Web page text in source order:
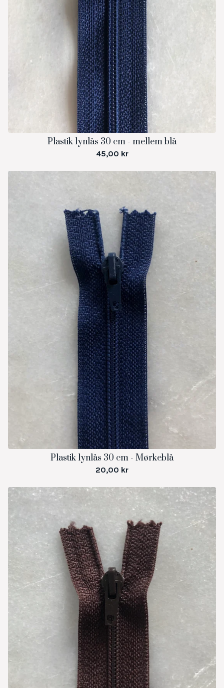
Plastik lynlås 30 cm - mellem blå
45,00 kr
Plastik lynlås 30 cm - Mørkeblå
20,00 kr